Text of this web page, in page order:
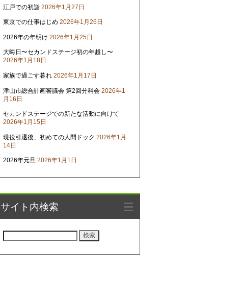
江戸での初詣 2026年1月27日
東京での仕事はじめ 2026年1月26日
2026年の年明け 2026年1月25日
大晦日〜セカンドステージ初の年越し〜
2026年1月18日
家族で過ごす暮れ 2026年1月17日
津山市総合計画審議会 第2回分科会 2026年1
月16日
セカンドステージでの新たな活動に向けて
2026年1月15日
現役引退後、初めての人間ドック 2026年1月
14日
2026年元旦 2026年1月1日
サイト内検索